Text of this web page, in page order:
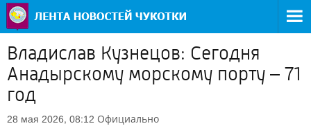
Владислав Кузнецов: Сегодня
Анадырскому морскому порту – 71
год
28 мая 2026, 08:12 Официально